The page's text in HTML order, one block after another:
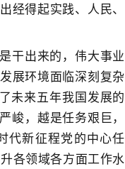
经得起实践、人民、
干出来的，伟大事业
展环境面临深刻复杂
未来五年我国发展的
峻，越是任务艰巨，
代新征程党的中心任
各领域各方面工作水